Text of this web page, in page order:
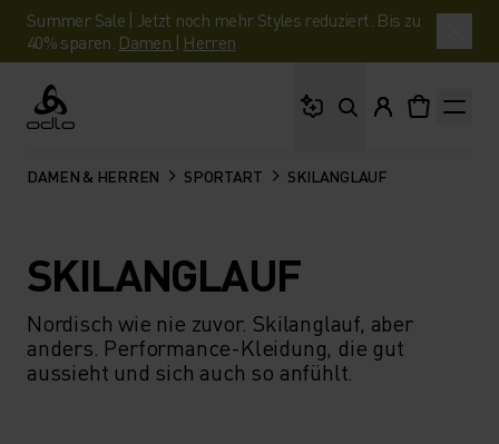
Summer Sale | Jetzt noch mehr Styles reduziert. Bis zu
40% sparen. Damen | Herren
Odlo
DAMEN & HERREN SPORTART SKILANGLAUF
SKILANGLAUF
Nordisch wie nie zuvor. Skilanglauf, aber
anders. Performance-Kleidung, die gut
aussieht und sich auch so anfühlt.